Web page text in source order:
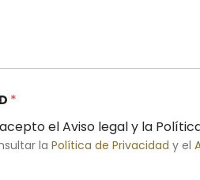
*
el Aviso legal y la
la Política de Privacidad y el